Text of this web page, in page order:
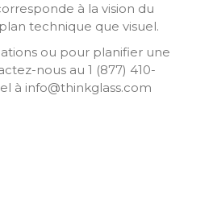
à la vision du
technique que visuel.
ou pour planifier une
nous au 1 (877) 410-
à info@thinkglass.com